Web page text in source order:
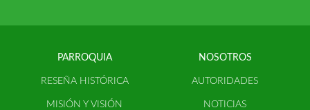
PARROQUIA
RESEÑA HISTÓRICA
MISIÓN Y VISIÓN
NOSOTROS
AUTORIDADES
NOTICIAS